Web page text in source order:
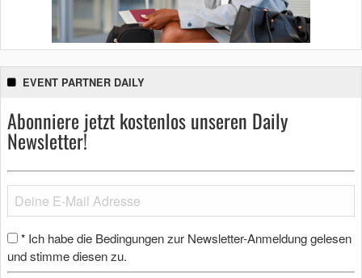
EVENT PARTNER DAILY
Abonniere jetzt kostenlos unseren Daily
Newsletter!
* Ich habe die Bedingungen zur Newsletter-Anmeldung gelesen
und stimme diesen zu.